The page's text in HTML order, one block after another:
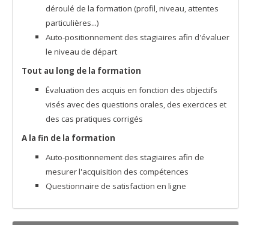
déroulé de la formation (profil, niveau, attentes
particulières...)
Auto-positionnement des stagiaires afin d'évaluer
le niveau de départ
Tout au long de la formation
Évaluation des acquis en fonction des objectifs
visés avec des questions orales, des exercices et
des cas pratiques corrigés
A la fin de la formation
Auto-positionnement des stagiaires afin de
mesurer l'acquisition des compétences
Questionnaire de satisfaction en ligne